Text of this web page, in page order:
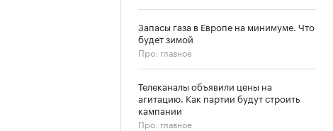
Запасы газа в Европе на минимуме. Что
будет зимой
Про: главное
Телеканалы объявили цены на
агитацию. Как партии будут строить
кампании
Про: главное